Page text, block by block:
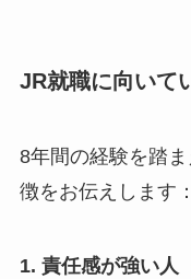
JR就職に向いて
8年間の経験を踏
徴をお伝えします：
1. 責任感が強い人